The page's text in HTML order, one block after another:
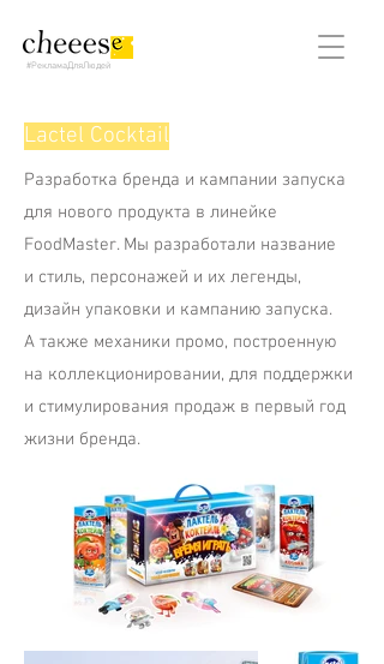
#РекламаДляЛюдей
Lactel Cocktail
Разработка бренда и кампании запуска
для нового продукта в линейке
FoodMaster. Мы разработали название
и стиль, персонажей и их легенды,
дизайн упаковки и кампанию запуска.
А также механики промо, построенную
на коллекционировании, для поддержки
и стимулирования продаж в первый год
жизни бренда.